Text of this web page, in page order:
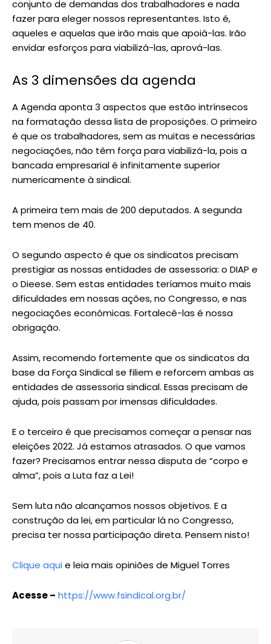
conjunto de demandas dos trabalhadores e nada
fazer para eleger nossos representantes. Isto é,
aqueles e aquelas que irão mais que apoiá-las. Irão
envidar esforços para viabilizá-las, aprová-las.
As 3 dimensões da agenda
A Agenda aponta 3 aspectos que estão intrínsecos
na formatação dessa lista de proposições. O primeiro
é que os trabalhadores, sem as muitas e necessárias
negociações, não têm força para viabilizá-la, pois a
bancada empresarial é infinitamente superior
numericamente à sindical.
A primeira tem mais de 200 deputados. A segunda
tem menos de 40.
O segundo aspecto é que os sindicatos precisam
prestigiar as nossas entidades de assessoria: o DIAP e
o Dieese. Sem estas entidades teríamos muito mais
dificuldades em nossas ações, no Congresso, e nas
negociações econômicas. Fortalecê-las é nossa
obrigação.
Assim, recomendo fortemente que os sindicatos da
base da Força Sindical se filiem e reforcem ambas as
entidades de assessoria sindical. Essas precisam de
ajuda, pois passam por imensas dificuldades.
E o terceiro é que precisamos começar a pensar nas
eleições 2022. Já estamos atrasados. O que vamos
fazer? Precisamos entrar nessa disputa de “corpo e
alma”, pois a Luta faz a Lei!
Sem luta não alcançamos nossos objetivos. E a
construção da lei, em particular lá no Congresso,
precisa ter nossa participação direta. Pensem nisto!
Clique aquie leia mais opiniões de Miguel Torres
Acesse – https://www.fsindical.org.br/